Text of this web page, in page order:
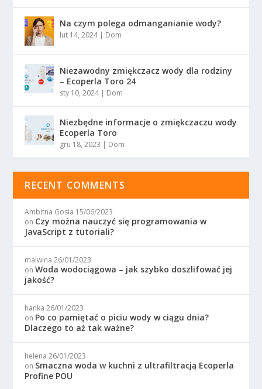
Na czym polega odmanganianie wody?
lut 14, 2024| Dom
Niezawodny zmiękczacz wody dla rodziny
– Ecoperla Toro 24
sty 10, 2024| Dom
Niezbędne informacje o zmiękczaczu wody
Ecoperla Toro
gru 18, 2023 | Dom
RECENT COMMENTS
Ambitna Gosia 15/06/2023
on Czy można nauczyć się programowania w
JavaScript z tutoriali?
malwina 26/01/2023
onWoda wodociągowa – jak szybko doszlifować jej
jakość?
hanka 26/01/2023
on Po co pamiętać o piciu wody w ciągu dnia?
Dlaczego to aż tak ważne?
helena 26/01/2023
on Smaczna woda w kuchni z ultrafiltracją Ecoperla
Profine POU